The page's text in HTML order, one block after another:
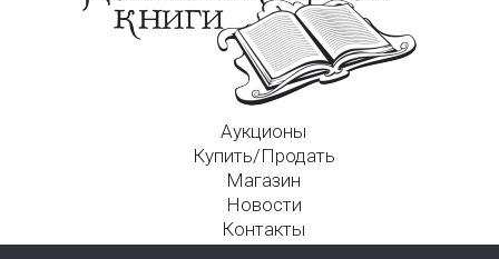
Аукционы
Купить/Продать
Магазин
Новости
Контакты